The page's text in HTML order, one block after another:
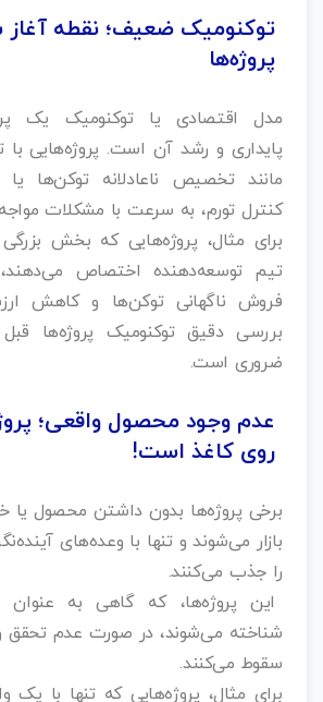
توکنومیک ضعیف؛ نقطه
پروژه‌ها
مدل اقتصادی یا توکنومیک یک
پایداری و رشد آن است. پروژه‌هایی
مانند تخصیص ناعادلانه توکن‌ها یا
کنترل تورم، به سرعت با مشکلات
برای مثال، پروژه‌هایی که بخش
تیم توسعه‌دهنده اختصاص
فروش ناگهانی توکن‌ها و کاهش
بررسی دقیق توکنومیک پروژه‌ها قبل
ضروری است.
عدم وجود محصول واقعی؛
روی کاغذ است!
برخی پروژه‌ها بدون داشتن محصول یا
بازار می‌شوند و تنها با وعده‌های
را جذب می‌کنند.
این پروژه‌ها، که گاهی به عنوان
شناخته می‌شوند، در صورت عدم تحقق
سقوط می‌کنند.
برای مثال، پروژه‌هایی که تنها با یک